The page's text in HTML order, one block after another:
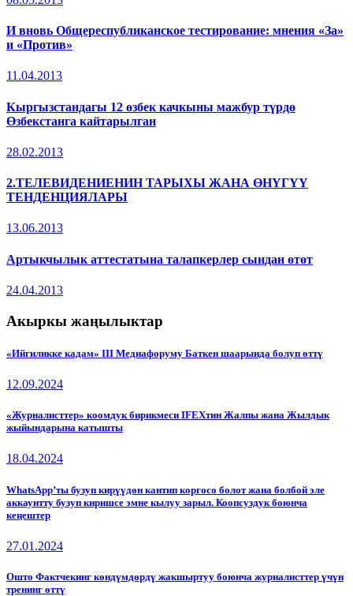
И вновь Общереспубликанское тестирование: мнения «За»
и «Против»
11.04.2013
Кыргызстандагы 12 өзбек качкыны мажбур түрдө
Өзбекстанга кайтарылган
28.02.2013
2.ТЕЛЕВИДЕНИЕНИН ТАРЫХЫ ЖАНА ӨНҮГҮҮ
ТЕНДЕНЦИЯЛАРЫ
13.06.2013
Артыкчылык аттестатына талапкерлер сындан өтөт
24.04.2013
Акыркы жаңылыктар
«Ийгиликке кадам» III Медиафоруму Баткен шаарында болуп өттү
12.09.2024
«Журналисттер» коомдук бирикмеси IFEXтин Жалпы жана Жылдык
жыйындарына катышты
18.04.2024
WhatsApp’ты бузуп кирүүдөн кантип коргосо болот жана болбой эле
аккаунтту бузуп киришсе эмне кылуу зарыл. Коопсуздук боюнча
кеңештер
27.01.2024
Ошто Фактчекинг көндүмдөрдү жакшыртуу боюнча журналисттер үчүн
тренинг өттү